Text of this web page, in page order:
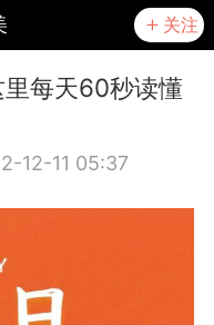
关注
里每天60秒读懂
12-11 05:37